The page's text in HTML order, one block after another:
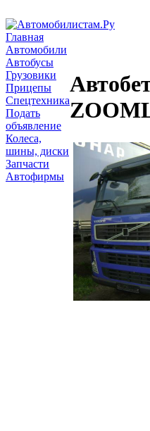
Главная
Автомобили
Автобусы
Грузовики
Прицепы
Спецтехника
Подать
объявление
Колеса,
шины, диски
Запчасти
Автофирмы